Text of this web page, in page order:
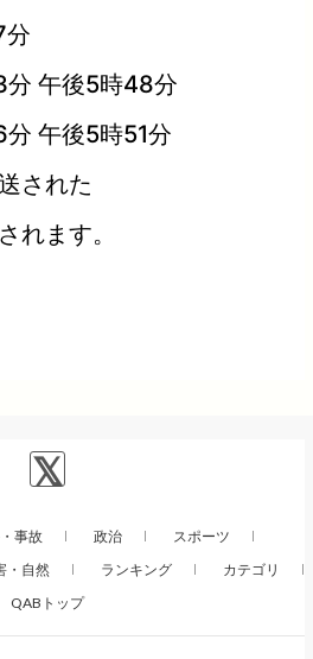
分
午後5時48分
午後5時51分
された
れます。
事故 政治
スポーツ
・自然 ランキング
カテゴリ
QABトップ